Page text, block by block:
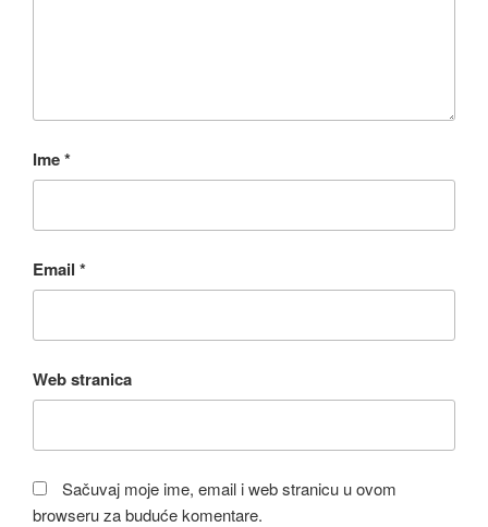
Ime*
Email *
Web stranica
Sačuvaj moje ime, email i web stranicu u ovom
browseru za buduće komentare.